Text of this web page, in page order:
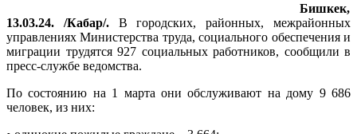
Бишкек,
13.03.24. /Кабар/.В городских, районных, межрайонных
управлениях Министерства труда, социального обеспечения и
миграции трудятся 927 социальных работников, сообщили в
пресс-службе ведомства.
По состоянию на 1 марта они обслуживают на дому 9 686
человек, из них: